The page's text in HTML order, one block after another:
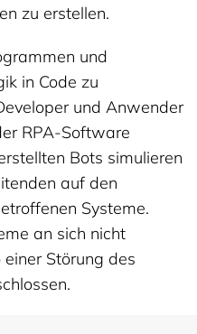
zu erstellen.
und
in Code zu
und Anwender
RPA-Software
Bots simulieren
auf den
Systeme.
an sich nicht
Störung des